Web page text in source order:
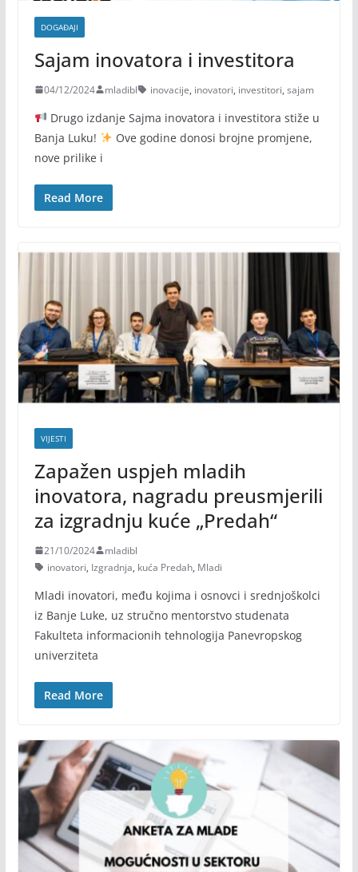
DOGAĐAJI
Sajam inovatora i investitora
04/12/2024 mladibl inovacije, inovatori, investitori, sajam
Drugo izdanje Sajma inovatora i investitora stiže u
Banja Luku!
Ove godine donosi brojne promjene,
nove prilike i
Read More
VIJESTI
Zapažen uspjeh mladih
inovatora, nagradu preusmjerili
za izgradnju kuće „Predah“
21/10/2024
mladibl
inovatori, Izgradnja, kuća Predah, Mladi
Mladi inovatori, među kojima i osnovci i srednjoškolci
iz Banje Luke, uz stručno mentorstvo studenata
Fakulteta informacionih tehnologija Panevropskog
univerziteta
Read More